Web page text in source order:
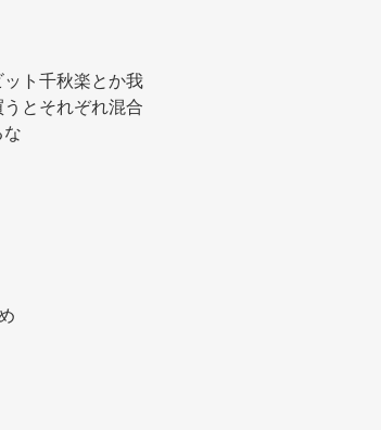
ト千秋楽とか我
とそれぞれ混合
な